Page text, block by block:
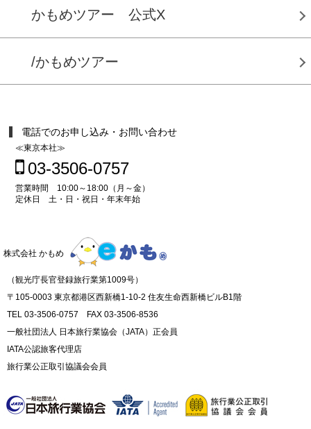
かもめツアー 公式X
/かもめツアー
電話でのお申し込み・お問い合わせ
≪東京本社≫
03-3506-0757
営業時間 10:00～18:00（月～金）
定休日 土・日・祝日・年末年始
株式会社 かもめ
（観光庁長官登録旅行業第1009号）
〒105-0003 東京都港区西新橋1-10-2 住友生命西新橋ビルB1階
TEL 03-3506-0757 FAX 03-3506-8536
一般社団法人 日本旅行業協会（JATA）正会員
IATA公認旅客代理店
旅行業公正取引協議会会員